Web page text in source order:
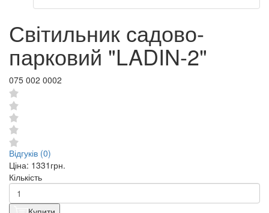
Світильник садово-
парковий "LADIN-2"
075 002 0002
Відгуків (0)
Ціна: 1331грн.
Кількість